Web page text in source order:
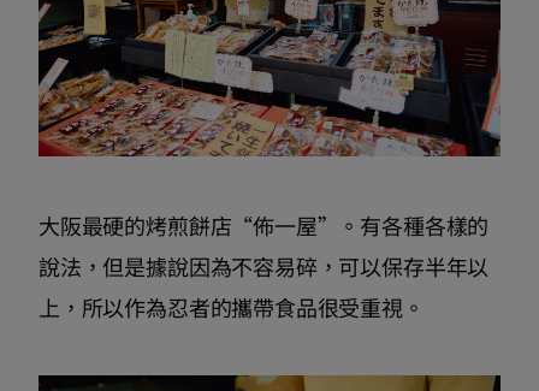
大阪最硬的烤煎餅店“佈一屋”。有各種各樣的
說法，但是據說因為不容易碎，可以保存半年以
上，所以作為忍者的攜帶食品很受重視。